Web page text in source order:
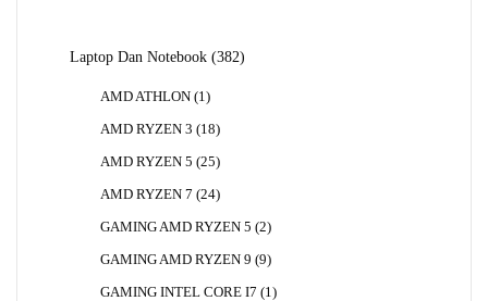
Laptop Dan Notebook 382382
AMD ATHLON 11
AMD RYZEN 3
1818
AMD RYZEN 5 2525
AMD RYZEN 7 2424
GAMING AMD RYZEN 5 22
GAMING AMD RYZEN 9 99
GAMING INTEL CORE I7
11